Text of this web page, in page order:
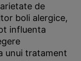
de
boli alergice,
influenta
unui tratament